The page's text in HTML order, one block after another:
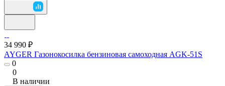
34 990 ₽
AYGER Газонокосилка бензиновая самоходная AGK-51S
0
0
В наличии